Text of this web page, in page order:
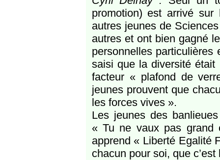
promotion) est arrivé
autres jeunes de
autres et ont bien gagné
personnelles
saisi que la diversité
facteur « plafond de
jeunes prouvent que
les forces vives ».
Les jeunes des
« Tu ne vaux pas
apprend « Liberté Egalité
chacun pour soi, que